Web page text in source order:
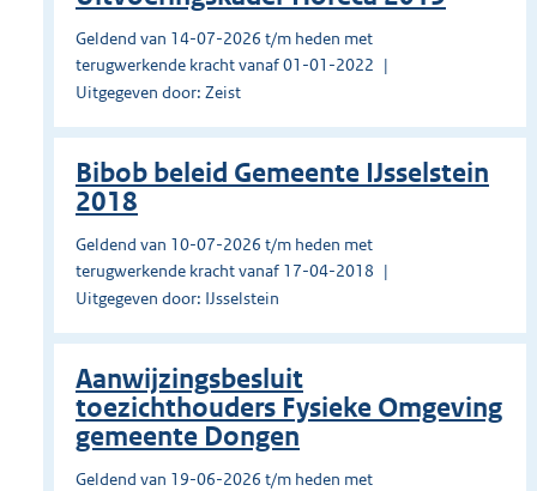
Geldend van 14-07-2026 t/m heden met
terugwerkende kracht vanaf 01-01-2022
Uitgegeven door: Zeist
Bibob beleid Gemeente IJsselstein
2018
Geldend van 10-07-2026 t/m heden met
terugwerkende kracht vanaf 17-04-2018
Uitgegeven door: IJsselstein
Aanwijzingsbesluit
toezichthouders Fysieke Omgeving
gemeente Dongen
Geldend van 19-06-2026 t/m heden met